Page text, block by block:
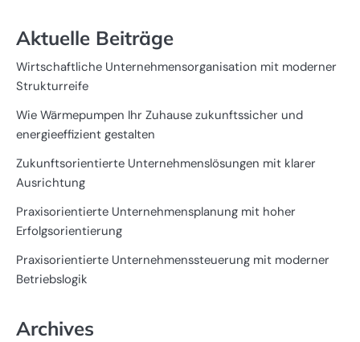
Aktuelle Beiträge
Wirtschaftliche Unternehmensorganisation mit moderner
Strukturreife
Wie Wärmepumpen Ihr Zuhause zukunftssicher und
energieeffizient gestalten
Zukunftsorientierte Unternehmenslösungen mit klarer
Ausrichtung
Praxisorientierte Unternehmensplanung mit hoher
Erfolgsorientierung
Praxisorientierte Unternehmenssteuerung mit moderner
Betriebslogik
Archives